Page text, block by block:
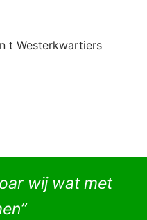
ien t Westerkwartiers
wij wat met